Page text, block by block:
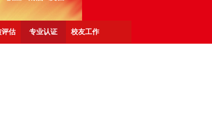
评估 专业认证 校友工作